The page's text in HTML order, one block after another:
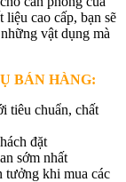
liệu cao cấp, bạn sẽ
vật dụng mà
BÁN HÀNG:
tiêu chuẩn, chất
đặt
sớm nhất
tưởng khi mua các